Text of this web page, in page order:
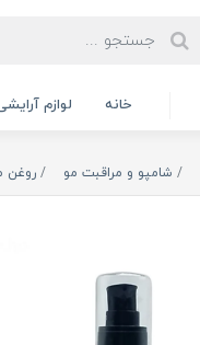
خانه لوازم
شامپو و مراقبت مو روغن